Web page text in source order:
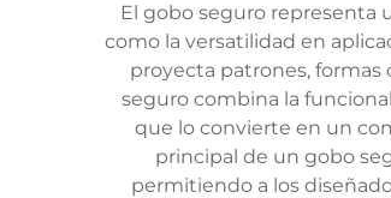
El gobo seguro representa
como la versatilidad en
proyecta patrones,
seguro combina la
que lo convierte en un
principal de un gobo
permitiendo a los